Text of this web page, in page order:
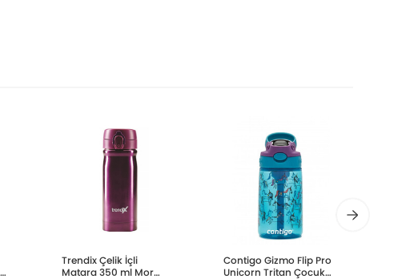
Trendix Çelik İçli
Matara 350 ml Mor
Contigo Gizmo Flip Pro
Unicorn Tritan Çocuk